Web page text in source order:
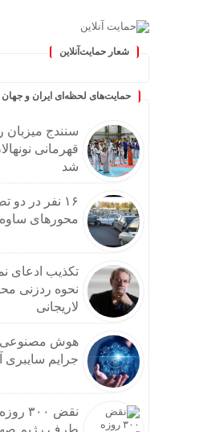
شعار حمایت‌آنلاین
حمایت‌های لحظه‌ای ایران و جهان
سنندج میزبان
قهرمانی
شد
۱۶ نفر در
محورهای
تکذیب ادعای
نحوه ردزنی
لاریجانی
جرایم سایبری
نقض